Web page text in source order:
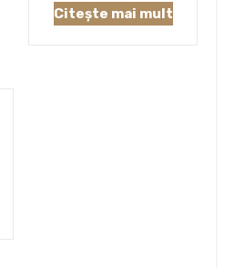
Citește mai mult